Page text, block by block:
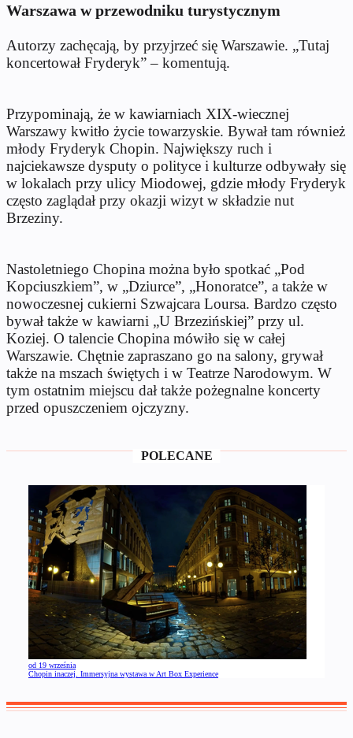
Warszawa w przewodniku turystycznym
Autorzy zachęcają, by przyjrzeć się Warszawie. „Tutaj
koncertował Fryderyk” – komentują.
Przypominają, że w kawiarniach XIX-wiecznej
Warszawy kwitło życie towarzyskie. Bywał tam również
młody Fryderyk Chopin. Największy ruch i
najciekawsze dysputy o polityce i kulturze odbywały się
w lokalach przy ulicy Miodowej, gdzie młody Fryderyk
często zaglądał przy okazji wizyt w składzie nut
Brzeziny.
Nastoletniego Chopina można było spotkać „Pod
Kopciuszkiem”, w „Dziurce”, „Honoratce”, a także w
nowoczesnej cukierni Szwajcara Loursa. Bardzo często
bywał także w kawiarni „U Brzezińskiej” przy ul.
Koziej. O talencie Chopina mówiło się w całej
Warszawie. Chętnie zapraszano go na salony, grywał
także na mszach świętych i w Teatrze Narodowym. W
tym ostatnim miejscu dał także pożegnalne koncerty
przed opuszczeniem ojczyzny.
POLECANE
od 19 września
Chopin inaczej. Immersyjna wystawa w Art Box Experience